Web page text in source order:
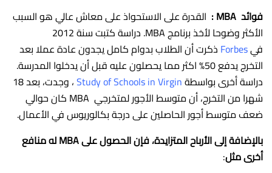
فوائد MBA
: القدرة على الاستحواذ على معاش عالي هو السبب
الأكثر وضوحا لأخذ برنامج MBA. دراسة كتبت سنة 2012
فيForbes ذكرت أن الطلاب بدوام كامل يجدون عادة عملا بعد
التخرج يدفع 50% اكثر مما يحصلون عليه قبل أن يدخلوا المدرسة.
دراسة أخرى بواسطةStudy of Schools in Virgin
، وجدت، بعد 18
شهرا من التخرج، أن متوسط الأجور لمتخرجي MBA كان حوالي
ضعف متوسط أجور الحاصلين على درجة بكالوريوس في الأعمال.
بالإضافة إلى الأرباح المتزايدة، فإن الحصول على MBA له منافع
أخرى مثل: